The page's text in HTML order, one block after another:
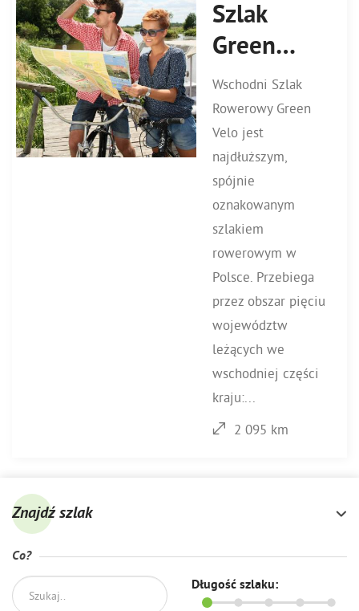
Szlak
Green
Velo
Wschodni Szlak
Rowerowy Green
Velo jest
najdłuższym,
spójnie
oznakowanym
szlakiem
rowerowym w
Polsce. Przebiega
przez obszar pięciu
województw
leżących we
wschodniej części
kraju:...
2 095 km
Znajdź szlak
Co?
Długość szlaku: